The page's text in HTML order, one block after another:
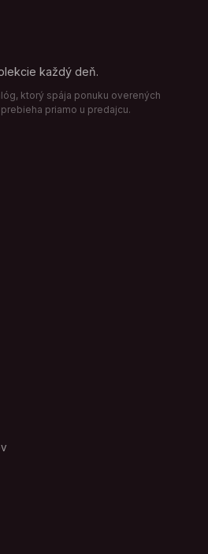
každý deň.
ktorý spája ponuku overených
priamo u predajcu.